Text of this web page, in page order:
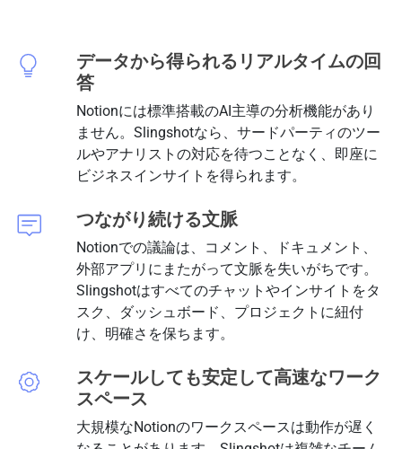
データから得られるリアルタイムの回
答
Notionには標準搭載のAI主導の分析機能があり
ません。Slingshotなら、サードパーティのツー
ルやアナリストの対応を待つことなく、即座に
ビジネスインサイトを得られます。
つながり続ける文脈
Notionでの議論は、コメント、ドキュメント、
外部アプリにまたがって文脈を失いがちです。
Slingshotはすべてのチャットやインサイトをタ
スク、ダッシュボード、プロジェクトに紐付
け、明確さを保ちます。
スケールしても安定して高速なワーク
スペース
大規模なNotionのワークスペースは動作が遅く